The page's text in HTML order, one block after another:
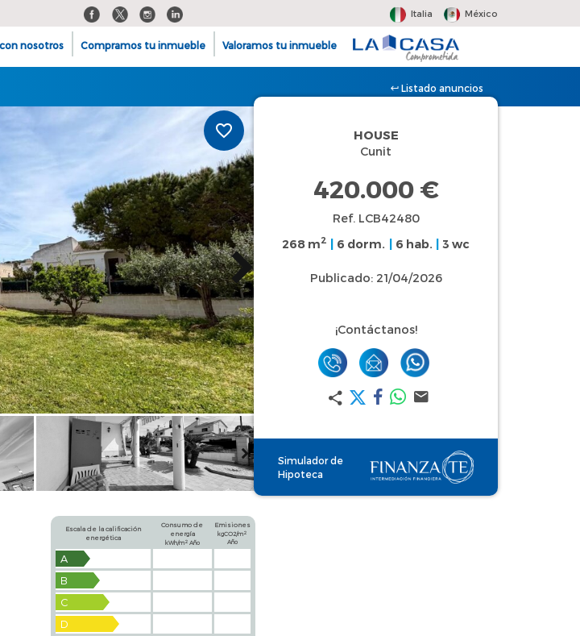
Italia México
nosotros Compramos tu inmueble Valoramos tu inmueble
Listado anuncios
Escala de la calificación
energética
Consumo de
energía
kWh/m2Año
Emisiones
kgCO2/m2
Año
A
B
C
D
HOUSE
Cunit
420.000 €
Ref. LCB42480
268 m2 6 dorm. 6 hab. 3 wc
Publicado: 21/04/2026
¡Contáctanos!
Simulador de
Hipoteca